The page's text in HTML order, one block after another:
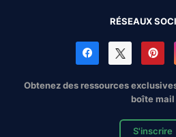
RÉSEAUX
Obtenez des ressources
boîte mail
S'inscrire